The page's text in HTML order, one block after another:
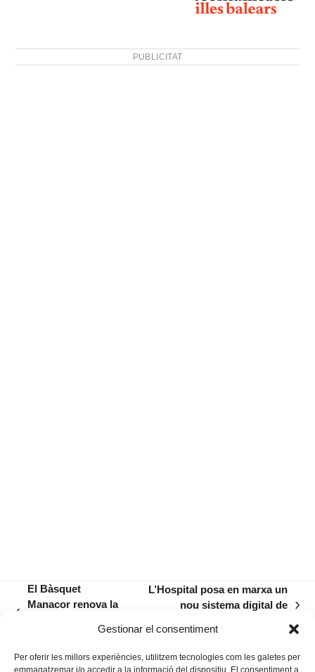
Gestionar el consentiment
Per oferir les millors experiències, utilitzem tecnologies com les galetes per
emmagatzemar i/o accedir a la informació del dispositiu. El consentiment a
PUBLICITAT
El Bàsquet
Manacor renova la
post:
L’Hospital posa en marxa un
nou sistema digital de